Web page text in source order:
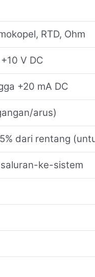
RTD, Ohm
V DC
+20 mA DC
arus)
dari rentang
ke-sistem